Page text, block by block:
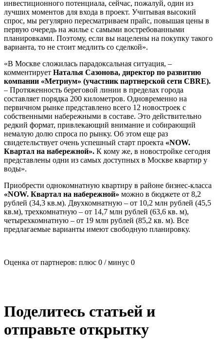
инвестиционного потенциала, сейчас, пожалуй, один из
лучших моментов для входа в проект. Учитывая высокий
спрос, мы регулярно пересматриваем прайс, повышая цены в
первую очередь на жилье с самыми востребованными
планировками. Поэтому, если вы нацелены на покупку такого
варианта, то не стоит медлить со сделкой».
«В Москве сложилась парадоксальная ситуация, –
комментирует Наталья Сазонова, директор по развитию
компании «Метриум» (участник партнерской сети CBRE).
– Протяженность береговой линии в пределах города
составляет порядка 200 километров. Одновременно на
первичном рынке представлено всего 12 новостроек с
собственными набережными в составе. Это действительно
редкий формат, привлекающий внимание и собирающий
немалую долю спроса по рынку. Об этом еще раз
свидетельствует очень успешный старт проекта «NOW.
Квартал на набережной». К кому же, в новостройке сегодня
представлены одни из самых доступных в Москве квартир у
воды».
Приобрести однокомнатную квартиру в районе бизнес-класса
«NOW. Квартал на набережной» можно в бюджете от 8,2
рублей (34,3 кв.м). Двухкомнатную – от 10,2 млн рублей (45,5
кв.м), трехкомнатную – от 14,7 млн рублей (63,6 кв. м),
четырехкомнатную – от 19 млн рублей (85,2 кв. м). Все
предлагаемые варианты имеют свободную планировку.
Оценка от партнеров: плюс 0 / минус 0
Поделитесь статьей и
отправьте открытку